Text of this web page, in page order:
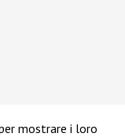
mostrare i loro